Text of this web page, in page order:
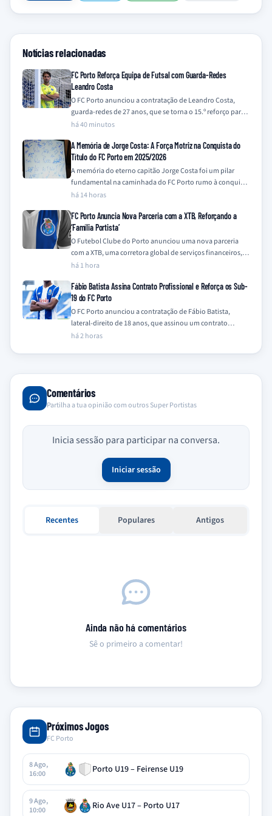
Notícias relacionadas
FC Porto Reforça Equipa de Futsal com Guarda-Redes
Leandro Costa
O FC Porto anunciou a contratação de Leandro Costa,
guarda-redes de 27 anos, que se torna o 15.º reforço para a
equipa…
há 40 minutos
A Memória de Jorge Costa: A Força Motriz na Conquista do
Título do FC Porto em 2025/2026
A memória do eterno capitão Jorge Costa foi um pilar
fundamental na caminhada do FC Porto rumo à conquista
do título da…
há 14 horas
FC Porto Anuncia Nova Parceria com a XTB, Reforçando a
‘Família Portista’
O Futebol Clube do Porto anunciou uma nova parceria
com a XTB, uma corretora global de serviços financeiros,
integrando a empresa na…
há 1 hora
Fábio Batista Assina Contrato Profissional e Reforça os Sub-
19 do FC Porto
O FC Porto anunciou a contratação de Fábio Batista,
lateral-direito de 18 anos, que assinou um contrato
profissional com o clube e…
há 2 horas
Comentários
Partilha a tua opinião com outros Super Portistas
Inicia sessão para participar na conversa.
Iniciar sessão
Recentes Populares Antigos
Ainda não há comentários
Sê o primeiro a comentar!
Próximos Jogos
FC Porto
8 Ago,
16:00
Porto U19 – Feirense U19
9 Ago,
10:00
Rio Ave U17 – Porto U17